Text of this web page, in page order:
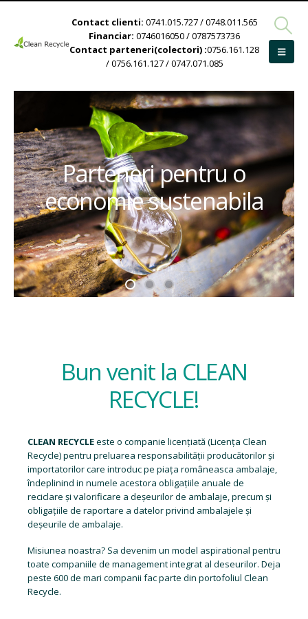
Contact clienti: 0741.015.727 / 0748.011.565
Financiar: 0746016050 / 0787573736
Contact parteneri(colectori) :0756.161.128
/ 0756.161.127 / 0747.071.085
Parteneri pentru o
economie sustenabila
Bun venit la CLEAN
RECYCLE!
CLEAN RECYCLEeste o companie licențiată (Licența Clean
Recycle) pentru preluarea responsabilității producătorilor și
importatorilor care introduc pe piața româneasca ambalaje,
îndeplinind in numele acestora obligațiile anuale de
reciclare și valorificare a deșeurilor de ambalaje, precum și
obligațiile de raportare a datelor privind ambalajele și
deșeurile de ambalaje.
Misiunea noastra? Sa devenim un model aspirational pentru
toate companiile de management integrat al deseurilor. Deja
peste 600 de mari companii fac parte din portofoliul Clean
Recycle.